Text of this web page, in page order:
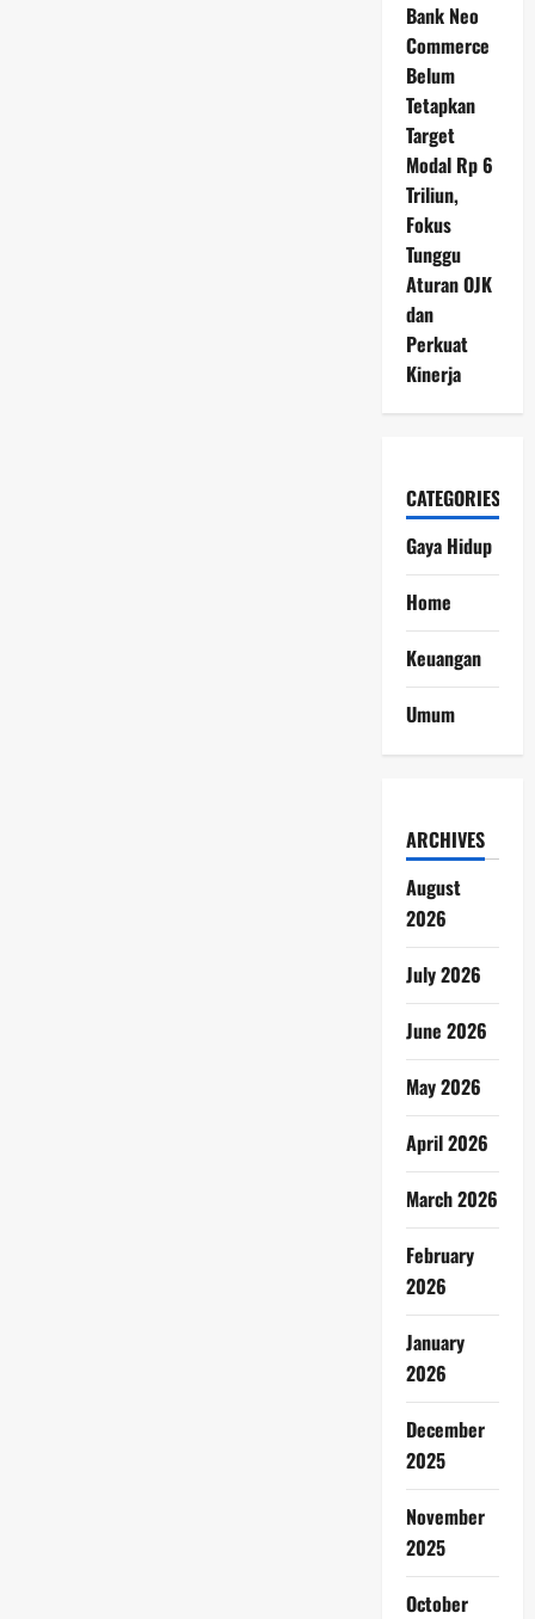
Bank Neo
Commerce
Belum
Tetapkan
Target
Modal Rp 6
Triliun,
Fokus
Tunggu
Aturan OJK
dan
Perkuat
Kinerja
CATEGORIES
Gaya Hidup
Home
Keuangan
Umum
ARCHIVES
August
2026
July 2026
June 2026
May 2026
April 2026
March 2026
February
2026
January
2026
December
2025
November
2025
October